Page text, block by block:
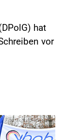
hat
vor
Foto:Foto: Windmüller